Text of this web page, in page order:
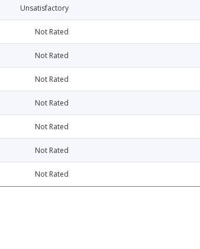
Unsatisfactory
Not Rated
Not Rated
Not Rated
Not Rated
Not Rated
Not Rated
Not Rated